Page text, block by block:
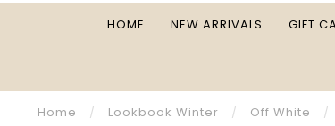
HOME NEW ARRIVALS GIFT
Home / Lookbook Winter / Off White /